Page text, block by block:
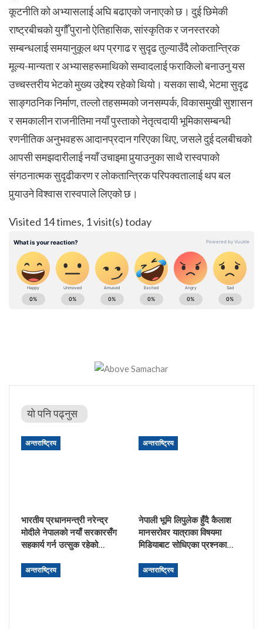
कूटनीति को अभ्यासलाई अघि बढाएको जनाएको छ। दुई छिमेकी
राष्ट्रबीचको युगौँ पुरानो ऐतिहासिक, सांस्कृतिक र जनस्तरको
सम्बन्धलाई समयानुकूल थप प्रगाढ र सुदृढ तुल्याउँदै लोकतान्त्रिक
मूल्य-मान्यता र अभ्यासहरूमाथिको सम्वादलाई फराकिलो बनाउनु यस
उच्चस्तरीय भेटको मुख्य उद्देश्य रहेको थियो। यसका साथै, भेटमा सुदृढ
साङ्गठनिक निर्माण, तल्लो तहसम्मको जनसम्पर्क, विकासमुखी सुशासन
र समकालीन राजनीतिमा नयाँ पुस्ताको नेतृत्वदायी भूमिकासम्बन्धी
रणनीतिक अनुभवहरू आदानप्रदान गरिएका थिए, जसले दुई दलबीचको
आपसी समझदारीलाई नयाँ उचाइमा पुर्‍याउनुका साथै रास्वपाको
संगठनात्मक सुदृढीकरण र लोकतान्त्रिक परिपक्वतालाई थप बल
पुर्‍याउने विश्वास रास्वपाले लिएको छ।
Visited 14 times, 1 visit(s) today
यो पनि पढ्नुस
अन्तराष्ट्रिय
भारतीय प्रधानमन्त्री नरेन्द्र
मोदीले नेपालको नयाँ सरकारसँग
सहकार्य गर्न उत्सुक रहेको…
अन्तराष्ट्रिय
नेपाली भूमि लिपुलेक हुँदै कैलाश
मानसरोवर यात्राका विषयमा
मिडियाबाट सोधिएका प्रश्नका…
अन्तराष्ट्रिय अन्तराष्ट्रिय